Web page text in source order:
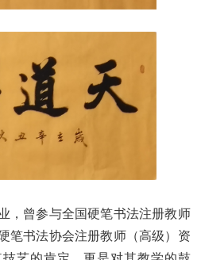
，曾参与全国硬笔书法注册教师
笔书法协会注册教师（高级）资